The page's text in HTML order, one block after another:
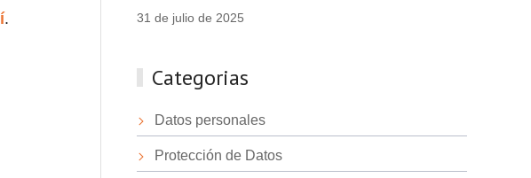
. 31 de julio de 2025
Categorias
Datos personales
Protección de Datos